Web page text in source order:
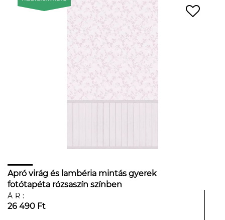
Apró virág és lambéria mintás gyerek
fotótapéta rózsaszín színben
ÁR:
26 490 Ft